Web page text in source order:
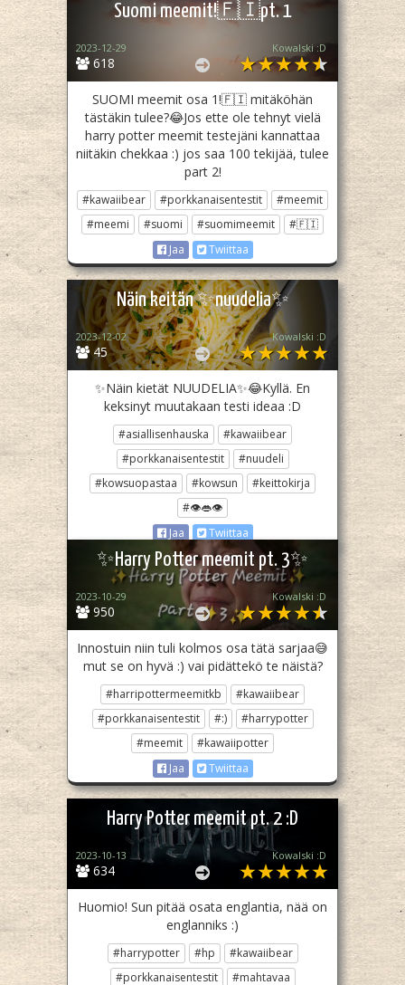
Suomi meemit!🇫🇮pt. 1
618
2023-12-29 Kowalski :D
SUOMI meemit osa 1!🇫🇮 mitäköhän
tästäkin tulee?😂Jos ette ole tehnyt vielä
harry potter meemit testejäni kannattaa
niitäkin chekkaa :) jos saa 100 tekijää, tulee
part 2!
#kawaiibear #porkkanaisentestit
#meemit
#meemi
#suomi #suomimeemit
#🇫🇮
Jaa
Twiittaa
Näin keitän ✨️nuudelia✨️
45
2023-12-02 Kowalski :D
✨️Näin kietät NUUDELIA✨️😂Kyllä. En
keksinyt muutakaan testi ideaa :D
#asiallisenhauska
#kawaiibear
#porkkanaisentestit
#nuudeli
#kowsuopastaa
#kowsun
#keittokirja
#👁👄👁
Jaa
Twiittaa
✨️Harry Potter meemit pt. 3✨️
950
2023-10-29 Kowalski :D
Innostuin niin tuli kolmos osa tätä sarjaa😅
mut se on hyvä :) vai pidättekö te näistä?
#harripottermeemitkb
#kawaiibear
#porkkanaisentestit
#:)
#harrypotter
#meemit
#kawaiipotter
Jaa
Twiittaa
Harry Potter meemit pt. 2 :D
634
2023-10-13 Kowalski :D
Huomio! Sun pitää osata englantia, nää on
englanniks :)
#harrypotter #hp
#kawaiibear
#porkkanaisentestit
#mahtavaa